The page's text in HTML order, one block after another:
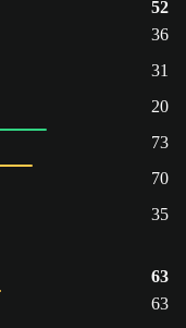
52
36
31
20
73
70
35
63
63